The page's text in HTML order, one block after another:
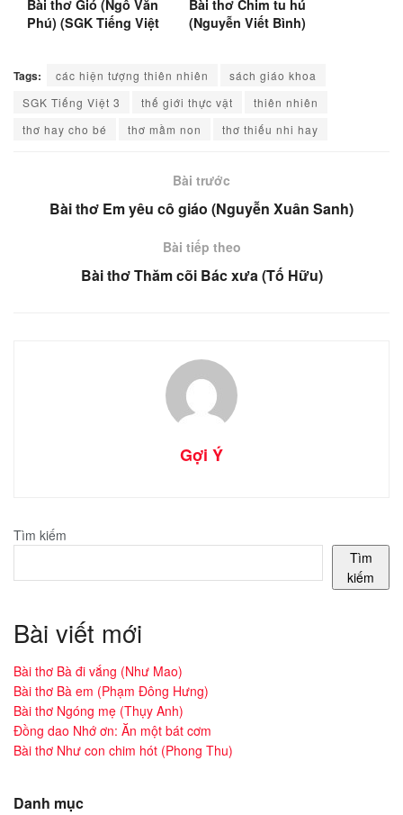
Bài thơ Gió (Ngô Văn
Phú) (SGK Tiếng Việt
Bài thơ Chim tu hú
(Nguyễn Viết Bình)
Tags: các hiện tượng thiên nhiên
sách giáo khoa
SGK Tiếng Việt 3
thế giới thực vật
thiên nhiên
thơ hay cho bé
thơ mầm non thơ thiếu nhi hay
Bài trước
Bài thơ Em yêu cô giáo (Nguyễn Xuân Sanh)
Bài tiếp theo
Bài thơ Thăm cõi Bác xưa (Tố Hữu)
Gợi Ý
Tìm kiếm
Tìm
kiếm
Bài viết mới
Bài thơ Bà đi vắng (Như Mao)
Bài thơ Bà em (Phạm Đông Hưng)
Bài thơ Ngóng mẹ (Thụy Anh)
Đồng dao Nhớ ơn: Ăn một bát cơm
Bài thơ Như con chim hót (Phong Thu)
Danh mục